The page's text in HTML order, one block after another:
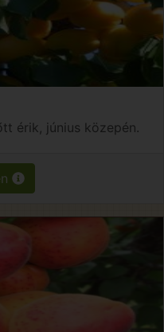
érik, június közepén.